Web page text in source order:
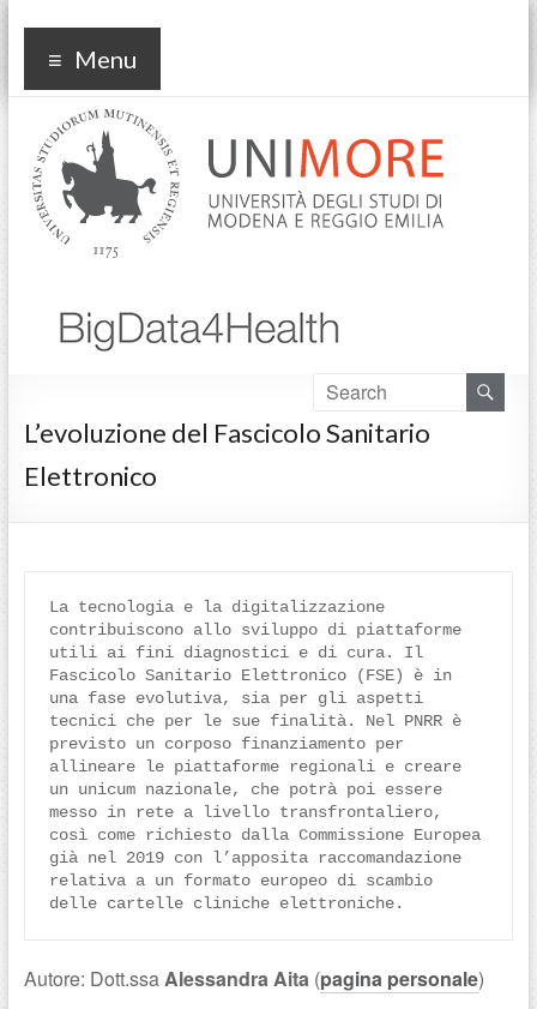
bd4h
Menu
L’evoluzione del Fascicolo Sanitario
Elettronico
La tecnologia e la digitalizzazione
contribuiscono allo sviluppo di piattaforme
utili ai fini diagnostici e di cura. Il
Fascicolo Sanitario Elettronico (FSE) è in
una fase evolutiva, sia per gli aspetti
tecnici che per le sue finalità. Nel PNRR è
previsto un corposo finanziamento per
allineare le piattaforme regionali e creare
un unicum nazionale, che potrà poi essere
messo in rete a livello transfrontaliero,
così come richiesto dalla Commissione Europea
già nel 2019 con l’apposita raccomandazione
relativa a un formato europeo di scambio
delle cartelle cliniche elettroniche.
Autore: Dott.ssa Alessandra Aita (pagina personale)